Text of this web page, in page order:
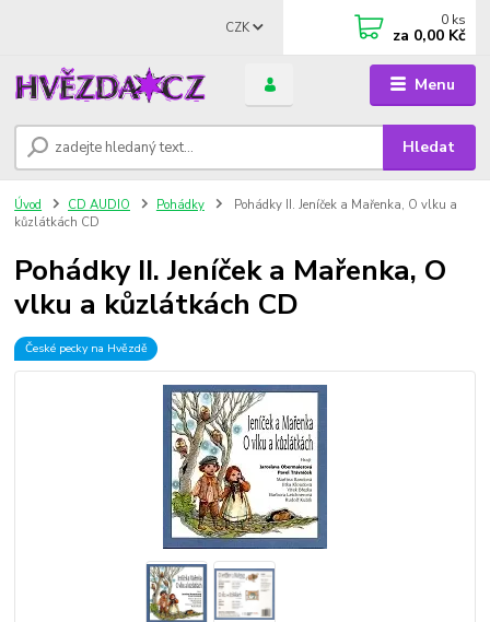
Menu
CZK
Hledat
0 ks
za 0,00 Kč
Úvod CD AUDIO Pohádky
Pohádky II. Jeníček a Mařenka, O vlku a
kůzlátkách CD
Pohádky II. Jeníček a Mařenka, O
vlku a kůzlátkách CD
České pecky na Hvězdě